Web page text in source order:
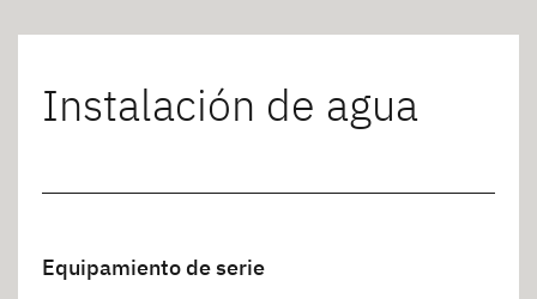
Instalación de agua
Equipamiento de serie